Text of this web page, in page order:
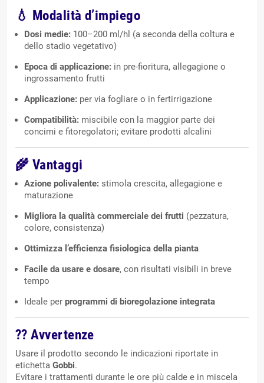
💧 Modalità d’impiego
Dosi medie: 100–200 ml/hl (a seconda della coltura e
dello stadio vegetativo)
Epoca di applicazione: in pre-fioritura, allegagione o
ingrossamento frutti
Applicazione: per via fogliare o in fertirrigazione
Compatibilità: miscibile con la maggior parte dei
concimi e fitoregolatori; evitare prodotti alcalini
🌾 Vantaggi
Azione polivalente: stimola crescita, allegagione e
maturazione
Migliora la qualità commerciale dei frutti (pezzatura,
colore, consistenza)
Ottimizza l’efficienza fisiologica della pianta
Facile da usare e dosare, con risultati visibili in breve
tempo
Ideale per programmi di bioregolazione integrata
??Avvertenze
Usare il prodotto secondo le indicazioni riportate in
etichetta Gobbi.
Evitare i trattamenti durante le ore più calde e in miscela